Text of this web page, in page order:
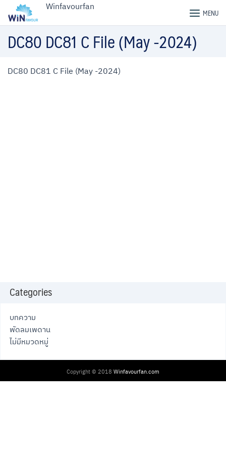
Winfavourfan
MENU
DC80 DC81 C File (May -2024)
DC80 DC81 C File (May -2024)
Categories
บทความ
พัดลมเพดาน
ไม่มีหมวดหมู่
Copyright © 2018 Winfavourfan.com